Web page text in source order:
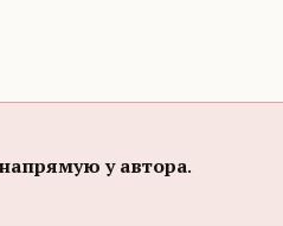
напрямую у автора.